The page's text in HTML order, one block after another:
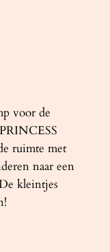
voor de
ruimte met
naar een
kleintjes